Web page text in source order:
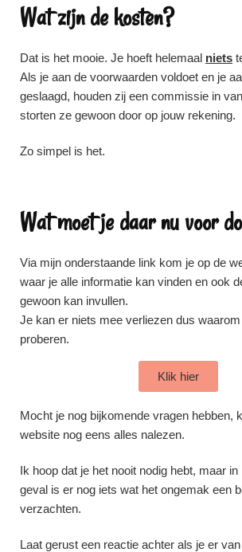
Wat zijn de kosten?
Dat is het mooie. Je hoeft helemaal niets
Als je aan de voorwaarden voldoet en je
geslaagd, houden zij een commissie in
storten ze gewoon door op jouw rekening.
Zo simpel is het.
Wat moet je daar nu voor
Via mijn onderstaande link kom je op de
waar je alle informatie kan vinden en ook
gewoon kan invullen.
Je kan er niets mee verliezen dus
proberen.
Klik hier
Mocht je nog bijkomende vragen hebben,
website nog eens alles nalezen.
Ik hoop dat je het nooit nodig hebt, maar
geval is er nog iets wat het ongemak een
verzachten.
Laat gerust een reactie achter als je er